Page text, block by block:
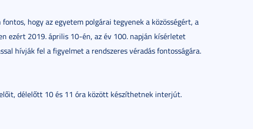
hogy az egyetem polgárai tegyenek a közösségért, a
ezért 2019. április 10-én, az év 100. napján kísérletet
hívják fel a figyelmet a rendszeres véradás fontosságára.
délelőtt 10 és 11 óra között készíthetnek interjút.